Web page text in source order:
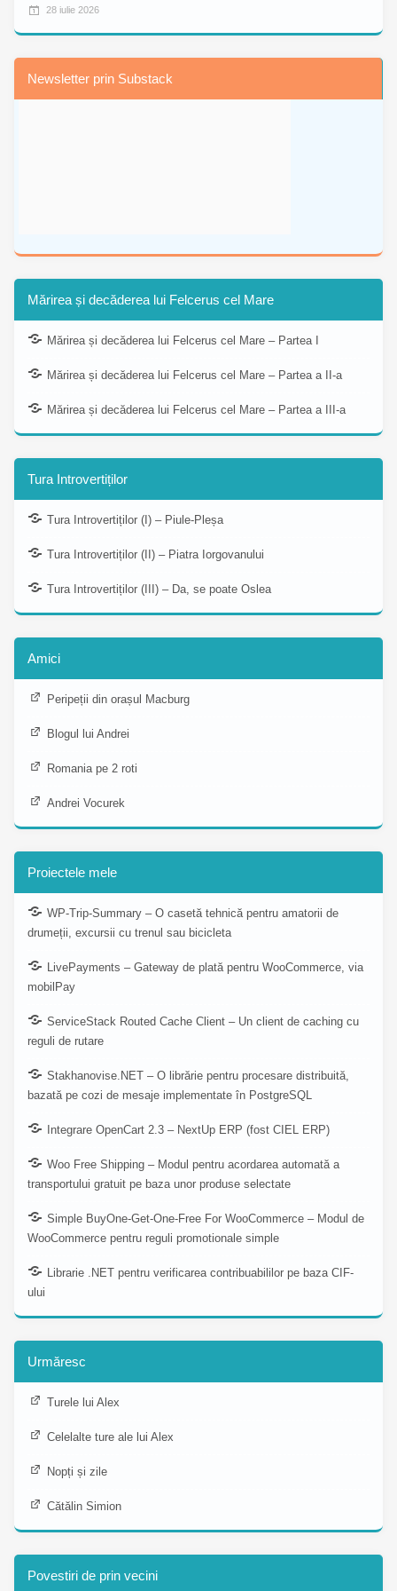
28 iulie 2026
Newsletter prin Substack
Mărirea și decăderea lui Felcerus cel Mare
Mărirea și decăderea lui Felcerus cel Mare – Partea I
Mărirea și decăderea lui Felcerus cel Mare – Partea a II-a
Mărirea și decăderea lui Felcerus cel Mare – Partea a III-a
Tura Introvertiților
Tura Introvertiților (I) – Piule-Pleșa
Tura Introvertiților (II) – Piatra Iorgovanului
Tura Introvertiților (III) – Da, se poate Oslea
Amici
Peripeții din orașul Macburg
Blogul lui Andrei
Romania pe 2 roti
Andrei Vocurek
Proiectele mele
WP-Trip-Summary – O casetă tehnică pentru amatorii de
drumeții, excursii cu trenul sau bicicleta
LivePayments – Gateway de plată pentru WooCommerce, via
mobilPay
ServiceStack Routed Cache Client – Un client de caching cu
reguli de rutare
Stakhanovise.NET – O librărie pentru procesare distribuită,
bazată pe cozi de mesaje implementate în PostgreSQL
Integrare OpenCart 2.3 – NextUp ERP (fost CIEL ERP)
Woo Free Shipping – Modul pentru acordarea automată a
transportului gratuit pe baza unor produse selectate
Simple BuyOne-Get-One-Free For WooCommerce – Modul de
WooCommerce pentru reguli promotionale simple
Librarie .NET pentru verificarea contribuabililor pe baza CIF-
ului
Urmăresc
Turele lui Alex
Celelalte ture ale lui Alex
Nopți și zile
Cătălin Simion
Povestiri de prin vecini